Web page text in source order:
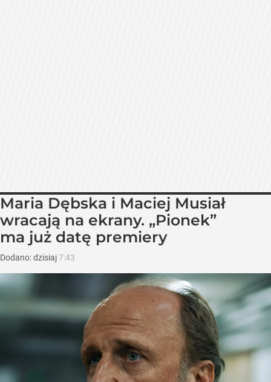
Maria Dębska i Maciej Musiał
wracają na ekrany. „Pionek”
ma już datę premiery
Dodano:dzisiaj7:43